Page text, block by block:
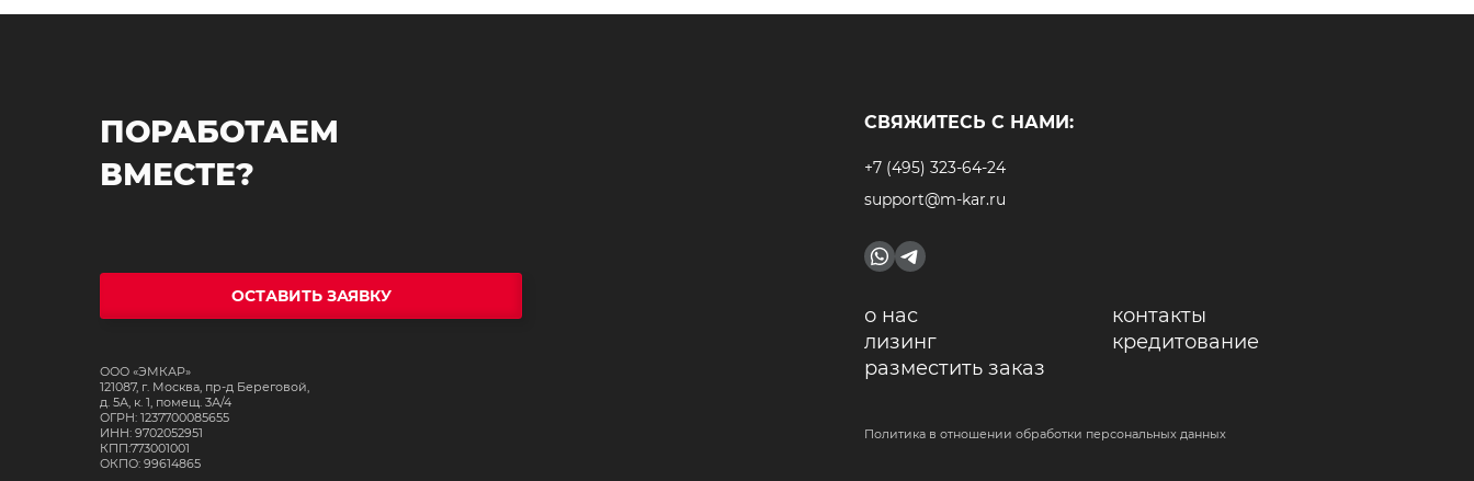
ПОРАБОТАЕМ
ВМЕСТЕ?
ОСТАВИТЬ ЗАЯВКУ
ООО «ЭМКАР»
121087, г. Москва, пр-д Береговой,
д. 5А, к. 1, помещ. 3А/4
ОГРН: 1237700085655
ИНН: 9702052951
КПП:773001001
ОКПО: 99614865
СВЯЖИТЕСЬ С НАМИ:
+7 (495) 323-64-24
support@m-kar.ru
о нас
контакты
лизинг
кредитование
разместить заказ
Политика в отношении обработки персональных данных